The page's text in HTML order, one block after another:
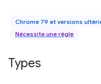
Chrome 79 et versions
Nécessite une règle
Types